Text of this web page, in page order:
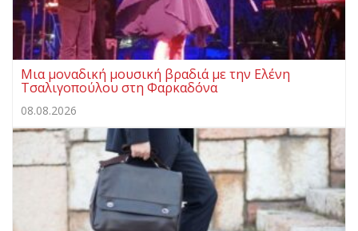
Μια μοναδική μουσική βραδιά με την Ελένη
Τσαλιγοπούλου στη Φαρκαδόνα
08.08.2026